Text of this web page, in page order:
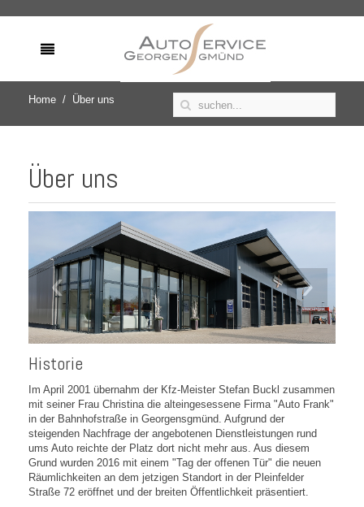
Home Über uns
Über uns
›
‹
Historie
Im April 2001 übernahm der Kfz-Meister Stefan Buckl zusammen
mit seiner Frau Christina die alteingesessene Firma "Auto Frank"
in der Bahnhofstraße in Georgensgmünd. Aufgrund der
steigenden Nachfrage der angebotenen Dienstleistungen rund
ums Auto reichte der Platz dort nicht mehr aus. Aus diesem
Grund wurden 2016 mit einem "Tag der offenen Tür" die neuen
Räumlichkeiten an dem jetzigen Standort in der Pleinfelder
Straße 72 eröffnet und der breiten Öffentlichkeit präsentiert.